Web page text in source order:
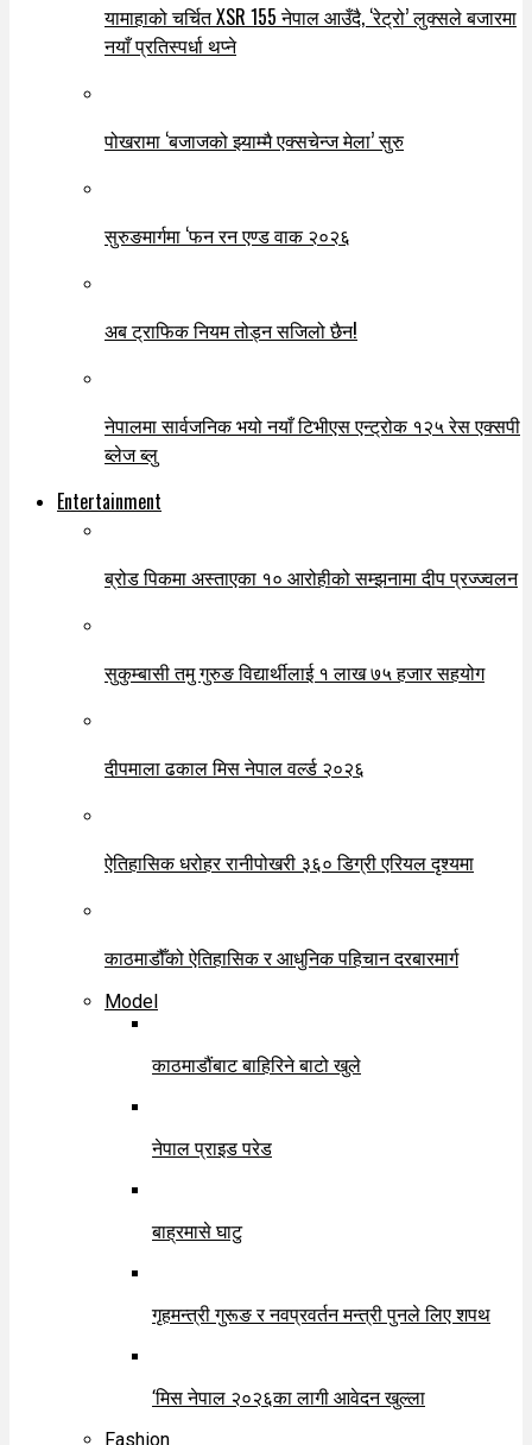
यामाहाको चर्चित XSR 155 नेपाल आउँदै, ‘रेट्रो’ लुक्सले बजारमा
नयाँ प्रतिस्पर्धा थप्ने
पोखरामा ‘बजाजको झ्याम्मै एक्सचेन्ज मेला’ सुरु
सुरुङमार्गमा ‘फन रन एण्ड वाक २०२६
अब ट्राफिक नियम तोड्न सजिलो छैन!
नेपालमा सार्वजनिक भयो नयाँ टिभीएस एन्ट्रोक १२५ रेस एक्सपी
ब्लेज ब्लु
Entertainment
ब्रोड पिकमा अस्ताएका १० आरोहीको सम्झनामा दीप प्रज्ज्वलन
सुकुम्बासी तमु गुरुङ विद्यार्थीलाई १ लाख ७५ हजार सहयोग
दीपमाला ढकाल मिस नेपाल वर्ल्ड २०२६
ऐतिहासिक धरोहर रानीपोखरी ३६० डिग्री एरियल दृश्यमा
काठमाडौँको ऐतिहासिक र आधुनिक पहिचान दरबारमार्ग
Model
काठमाडौंबाट बाहिरिने बाटो खुले
नेपाल प्राइड परेड
बाह्रमासे घाटु
गृहमन्त्री गुरूङ र नवप्रवर्तन मन्त्री पुनले लिए शपथ
‘मिस नेपाल २०२६का लागी आवेदन खुल्ला
Fashion